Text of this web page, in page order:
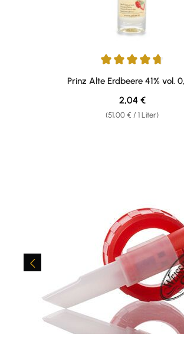
Durchschnittliche Bewertung von 4.67
Prinz Alte Erdbeere 41% vol.
(51,00 € / 1 Liter)
Regulärer Preis:
2,04 €